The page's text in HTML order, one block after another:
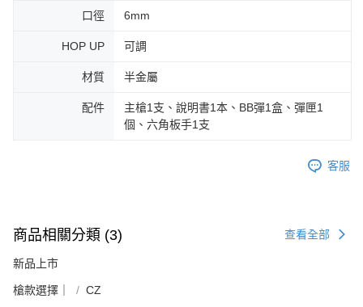
口徑 6mm
HOP UP 可調
材質 半金屬
配件
主槍1支、說明書1本、BB彈1盒、彈匣1
個、六角板手1支
客服
商品相關分類 (3) 查看全部
新品上市
槍款選擇｜ CZ